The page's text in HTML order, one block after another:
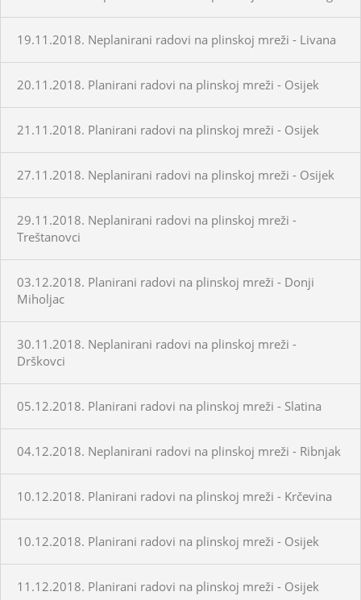
19.11.2018. Neplanirani radovi na plinskoj mreži - Livana
20.11.2018. Planirani radovi na plinskoj mreži - Osijek
21.11.2018. Planirani radovi na plinskoj mreži - Osijek
27.11.2018. Neplanirani radovi na plinskoj mreži - Osijek
29.11.2018. Neplanirani radovi na plinskoj mreži -
Treštanovci
03.12.2018. Planirani radovi na plinskoj mreži - Donji
Miholjac
30.11.2018. Neplanirani radovi na plinskoj mreži -
Drškovci
05.12.2018. Planirani radovi na plinskoj mreži - Slatina
04.12.2018. Neplanirani radovi na plinskoj mreži - Ribnjak
10.12.2018. Planirani radovi na plinskoj mreži - Krčevina
10.12.2018. Planirani radovi na plinskoj mreži - Osijek
11.12.2018. Planirani radovi na plinskoj mreži - Osijek